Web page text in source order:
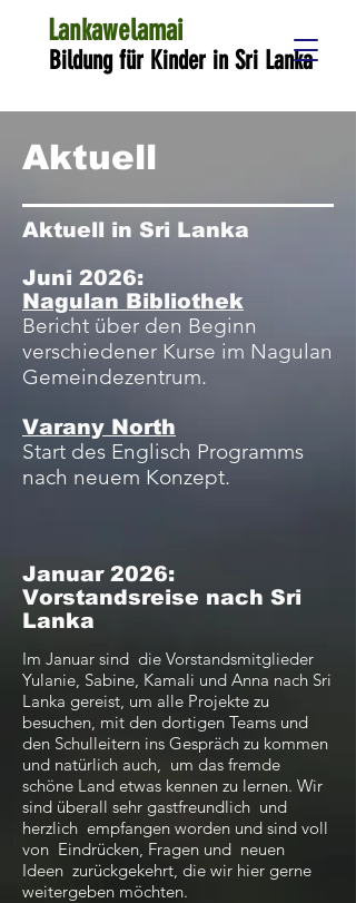
Lankawelamai
Bildung für Kinder in Sri Lanka
Aktuell
Aktuell in Sri Lanka
Juni 2026:
Nagulan Bibliothek
Bericht über den Beginn
verschiedener Kurse im Nagulan
Gemeindezentrum.
Varany North
Start des Englisch Programms
nach neuem Konzept.
Januar 2026:
Vorstandsreise nach Sri
Lanka
Im Januar sind die Vorstandsmitglieder
Yulanie, Sabine, Kamali und Anna nach Sri
Lanka gereist, um alle Projekte zu
besuchen, mit den dortigen Teams und
den Schulleitern ins Gespräch zu kommen
und natürlich auch, um das fremde
schöne Land etwas kennen zu lernen. Wir
sind überall sehr gastfreundlich und
herzlich empfangen worden und sind voll
von Eindrücken, Fragen und neuen
Ideen zurückgekehrt, die wir hier gerne
weitergeben möchten. ​